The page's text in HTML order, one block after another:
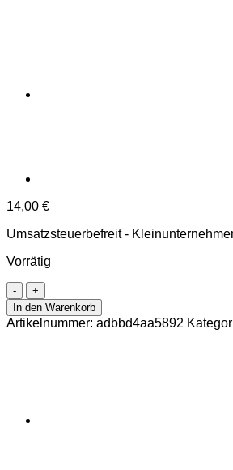
14,00 €
Umsatzsteuerbefreit -
Vorrätig
Österreichisch-
ungarische
Bank
-
P.13)
In den Warenkorb
Artikelnummer: adbbd4aa5892